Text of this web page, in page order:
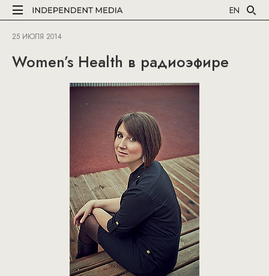
EN
25 ИЮЛЯ 2014
Women’s Health в радиоэфире